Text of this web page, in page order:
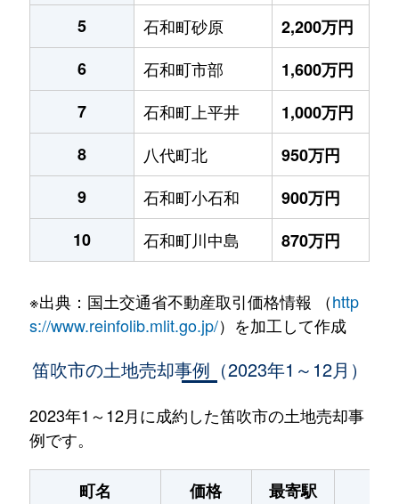
5
石和町砂原
2,200万円
6
石和町市部
1,600万円
7
石和町上平井
1,000万円
8
八代町北
950万円
9
石和町小石和
900万円
10
石和町川中島 870万円
※出典：国土交通省不動産取引価格情報 （http
s://www.reinfolib.mlit.go.jp/）を加工して作成
笛吹市の土地売却事例（2023年1～12月）
2023年1～12月に成約した笛吹市の土地売却事
例です。
町名 価格 最寄駅